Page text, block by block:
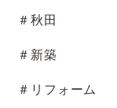
＃秋田
＃新築
＃リフォーム